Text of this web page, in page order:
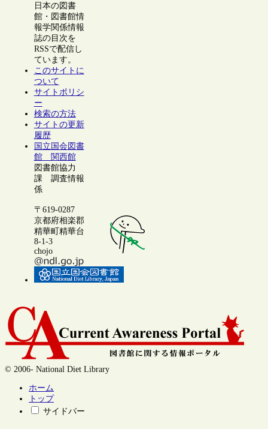
日本の図書
館・図書館情
報学関係情報
誌の目次を
RSSで配信し
ています。
このサイトに
ついて
サイトポリシ
ー
検索の方法
サイトの更新
履歴
国立国会図書
館 関西館
図書館協力
課 調査情報
係
〒619-0287
京都府相楽郡
精華町精華台
8-1-3
chojo
© 2006- National Diet Library
ホーム
トップ
サイドバー